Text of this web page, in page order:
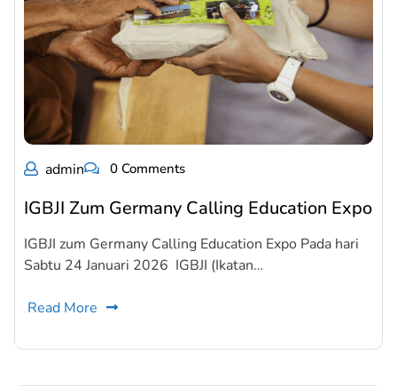
admin 0 Comments
IGBJI Zum Germany Calling Education Expo
IGBJI zum Germany Calling Education Expo Pada hari
Sabtu 24 Januari 2026 IGBJI (Ikatan…
Read More